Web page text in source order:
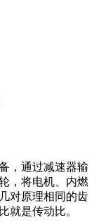
，通过减速器输
，将电机、内燃
对原理相同的齿
就是传动比。